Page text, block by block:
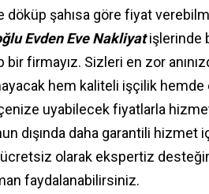
şahısa göre fiyat
Evden Eve Nakliyatişlerinde
firmayız. Sizleri en zor
hem kaliteli işçilik hemde
uyabilecek fiyatlarla
dışında daha garantili hizmet
ücretsiz olarak ekspertiz
faydalanabilirsiniz.